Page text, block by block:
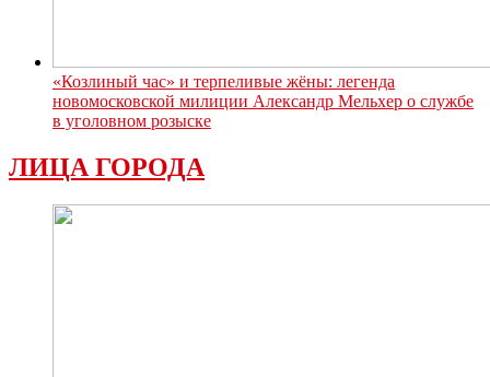
«Козлиный час» и терпеливые жёны: легенда
новомосковской милиции Александр Мельхер о службе
в уголовном розыске
ЛИЦА ГОРОДА